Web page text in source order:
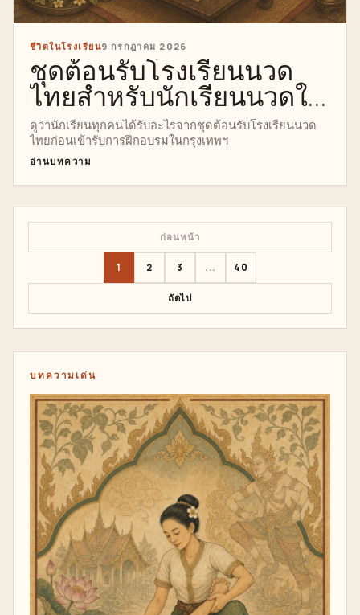
ชีวิตในโรงเรียน9 กรกฎาคม 2026
ชุดต้อนรับโรงเรียนนวด
ไทยสำหรับนักเรียนนวดใน
กรุงเทพฯ
ดูว่านักเรียนทุกคนได้รับอะไรจากชุดต้อนรับโรงเรียนนวด
ไทยก่อนเข้ารับการฝึกอบรมในกรุงเทพฯ
อ่านบทความ
ก่อนหน้า
1 2 3 ... 40
ถัดไป
บทความเด่น